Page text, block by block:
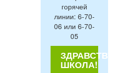
горячей
линии: 6-70-
06 или 6-70-
05
ШКОЛА!